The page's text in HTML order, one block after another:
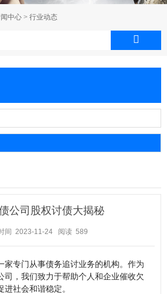
中心 > 行业动态
公司股权讨债大揭秘
间 2023-11-24 阅读 589
家专门从事债务追讨业务的机构。作为
司，我们致力于帮助个人和企业催收欠
社会和谐稳定。